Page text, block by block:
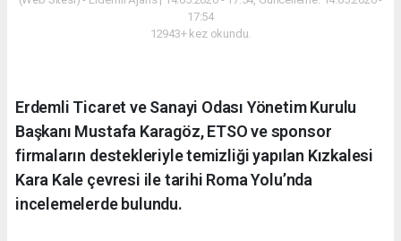
17:54
12943+ kez okundu.
Erdemli Ticaret ve Sanayi Odası Yönetim Kurulu
Başkanı Mustafa Karagöz, ETSO ve sponsor
firmaların destekleriyle temizliği yapılan Kızkalesi
Kara Kale çevresi ile tarihi Roma Yolu’nda
incelemelerde bulundu.